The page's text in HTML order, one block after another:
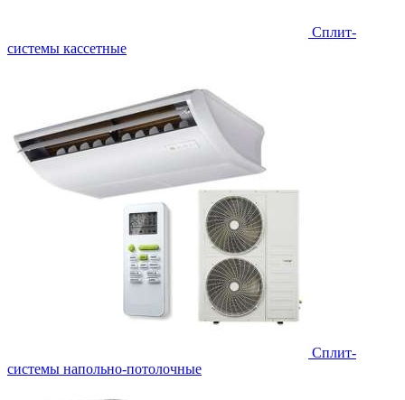
Сплит-
системы кассетные
Сплит-
системы напольно-потолочные